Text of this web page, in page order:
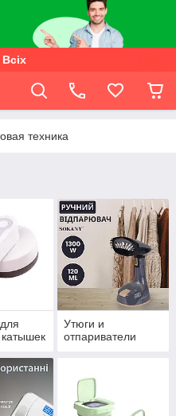
техника
Утюги и
отпариватели